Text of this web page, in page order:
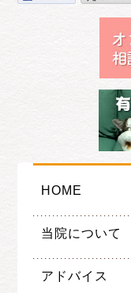
HOME
当院について
アドバイス